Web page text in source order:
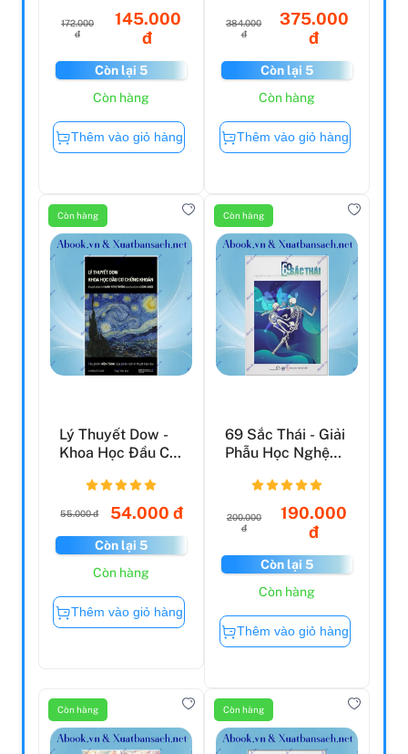
172.000
đ
145.000
đ
Còn lại 5
Còn hàng
Thêm vào giỏ hàng
384.000
đ
375.000
đ
Còn lại 5
Còn hàng
Thêm vào giỏ hàng
Còn hàng
Lý Thuyết Dow -
Khoa Học Đầu Cơ
Qu...
55.000 đ 54.000 đ
Còn lại 5
Còn hàng
Thêm vào giỏ hàng
Còn hàng
69 Sắc Thái - Giải
Phẫu Học Nghệ
200.000
đ
190.000
đ
Còn lại 5
Còn hàng
Thêm vào giỏ hàng
Còn hàng Còn hàng